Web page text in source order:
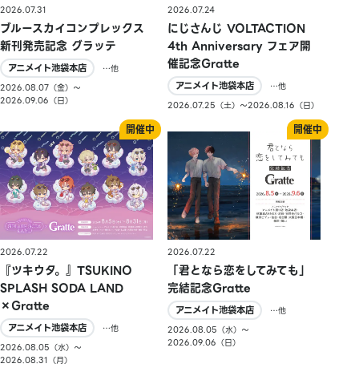
2026.07.31
ブルースカイコンプレックス
新刊発売記念 グラッテ
アニメイト池袋本店
…他
2026.08.07（金）〜
2026.09.06（日）
2026.07.24
にじさんじ VOLTACTION
4th Anniversary フェア開
催記念Gratte
アニメイト池袋本店
…他
2026.07.25（土）〜2026.08.16（日）
2026.07.22
『ツキウタ。』TSUKINO
SPLASH SODA LAND
×Gratte
アニメイト池袋本店
…他
2026.08.05（水）〜
2026.08.31（月）
2026.07.22
「君となら恋をしてみても」
完結記念Gratte
アニメイト池袋本店
…他
2026.08.05（水）〜
2026.09.06（日）